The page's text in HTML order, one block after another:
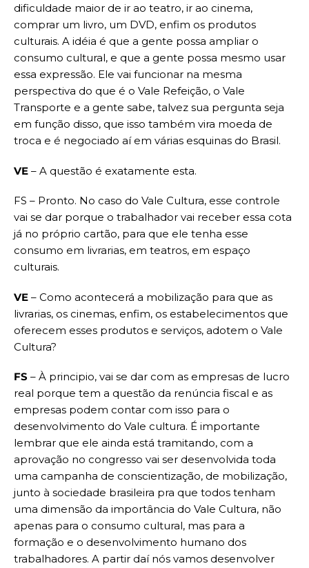
dificuldade maior de ir ao teatro, ir ao cinema,
comprar um livro, um DVD, enfim os produtos
culturais. A idéia é que a gente possa ampliar o
consumo cultural, e que a gente possa mesmo usar
essa expressão. Ele vai funcionar na mesma
perspectiva do que é o Vale Refeição, o Vale
Transporte e a gente sabe, talvez sua pergunta seja
em função disso, que isso também vira moeda de
troca e é negociado aí em várias esquinas do Brasil.
VE – A questão é exatamente esta.
FS – Pronto. No caso do Vale Cultura, esse controle
vai se dar porque o trabalhador vai receber essa cota
já no próprio cartão, para que ele tenha esse
consumo em livrarias, em teatros, em espaço
culturais.
VE – Como acontecerá a mobilização para que as
livrarias, os cinemas, enfim, os estabelecimentos que
oferecem esses produtos e serviços, adotem o Vale
Cultura?
FS – À principio, vai se dar com as empresas de lucro
real porque tem a questão da renúncia fiscal e as
empresas podem contar com isso para o
desenvolvimento do Vale cultura. É importante
lembrar que ele ainda está tramitando, com a
aprovação no congresso vai ser desenvolvida toda
uma campanha de conscientização, de mobilização,
junto à sociedade brasileira pra que todos tenham
uma dimensão da importância do Vale Cultura, não
apenas para o consumo cultural, mas para a
formação e o desenvolvimento humano dos
trabalhadores. A partir daí nós vamos desenvolver